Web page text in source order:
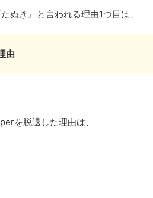
ぬき』と言われる理由1つ目は、
由
を脱退した理由は、